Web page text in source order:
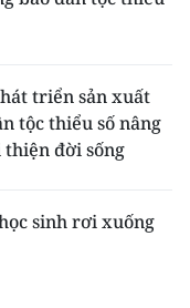
triển sản xuất
tộc thiểu số nâng
thiện đời sống
sinh rơi xuống